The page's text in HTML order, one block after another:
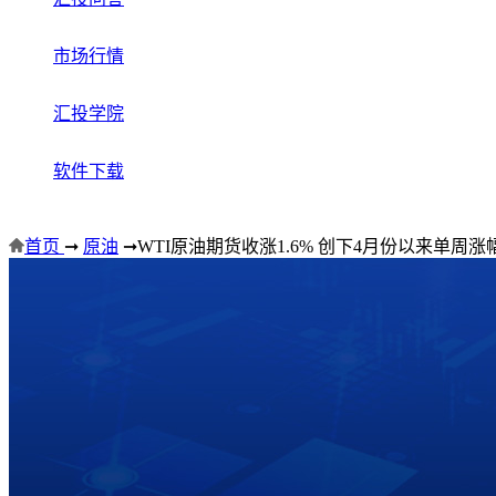
市场行情
汇投学院
软件下载
首页 ➞ 原油 ➞WTI原油期货收涨1.6% 创下4月份以来单周涨